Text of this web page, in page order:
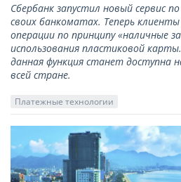
Сбербанк запустил новый сервис
своих банкоматах. Теперь
операции по принципу «наличные
использования пластиковой
данная функция станет доступна
всей стране.
Платежные технологии